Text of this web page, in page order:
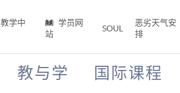
教学中
学员网
站
SOUL
恶劣天气安
排
教与学 国际课程